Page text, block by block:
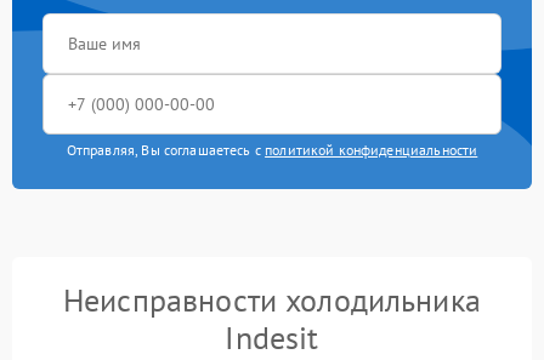
Отправляя, Вы соглашаетесь с политикой конфиденциальности
Неисправности холодильника
Indesit